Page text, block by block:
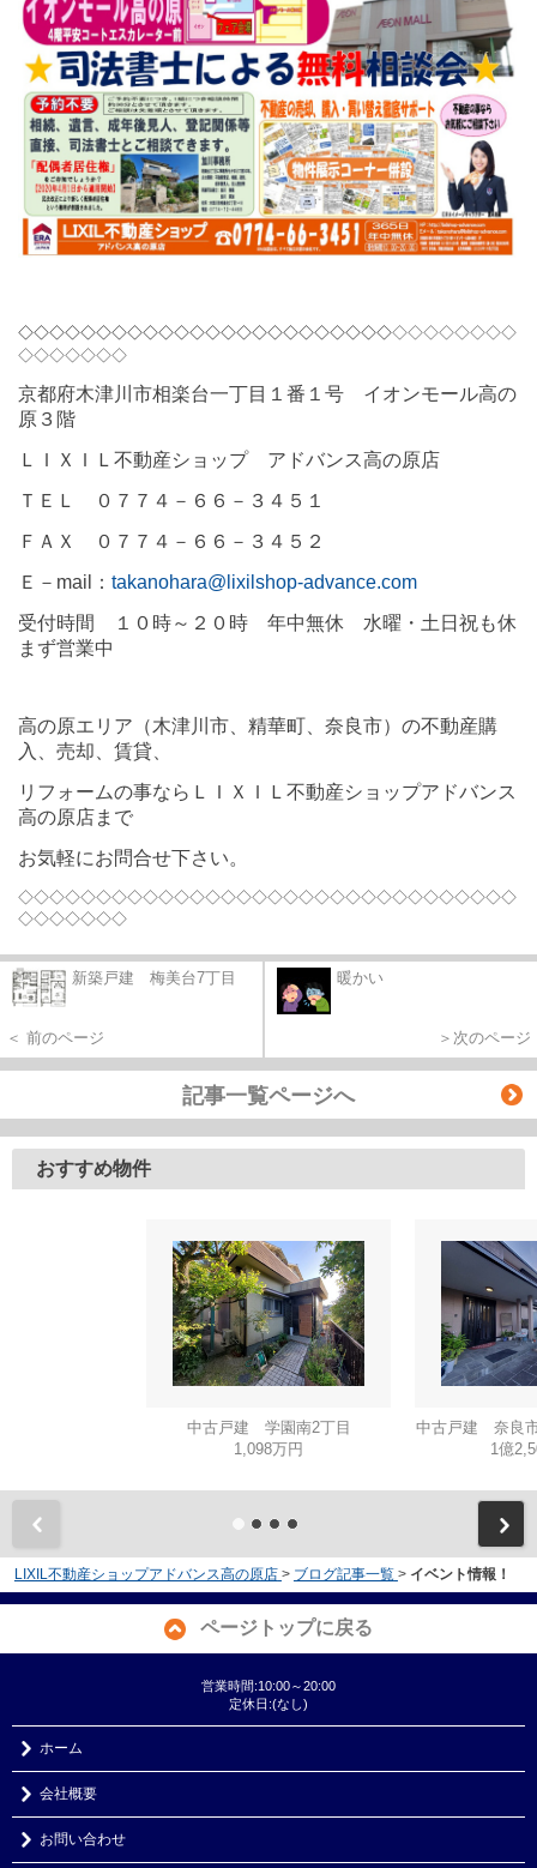
◇◇◇◇◇◇◇◇◇◇◇◇◇◇◇◇◇◇◇◇◇◇◇◇◇◇◇◇◇◇◇◇
◇◇◇◇◇◇◇
京都府木津川市相楽台一丁目１番１号 イオンモール高の
原３階
ＬＩＸＩＬ不動産ショップ アドバンス高の原店
ＴＥＬ ０７７４－６６－３４５１
ＦＡＸ ０７７４－６６－３４５２
Ｅ－ mail ： takanohara@lixilshop-advance.com
受付時間 １０時～２０時 年中無休 水曜・土日祝も休
まず営業中
高の原エリア（木津川市、精華町、奈良市）の不動産購
入、売却、賃貸、
リフォームの事ならＬＩＸＩＬ不動産ショップアドバンス
高の原店まで
お気軽にお問合せ下さい。
◇◇◇◇◇◇◇◇◇◇◇◇◇◇◇◇◇◇◇◇◇◇◇◇◇◇◇◇◇◇◇◇
◇◇◇◇◇◇◇
新築戸建 梅美台7丁目
＜ 前のページ
暖かい
＞次のページ
記事一覧ページへ
おすすめ物件
中古戸建 学園南2丁目
1,098万円
中古戸建 奈良
1億
LIXIL不動産ショップアドバンス高の原店 > ブログ記事一覧 > イベント情報！
ページトップに戻る
営業時間:10:00～20:00
定休日:(なし)
ホーム
会社概要
お問い合わせ